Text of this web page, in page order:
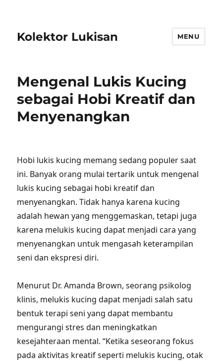
Kolektor Lukisan MENU
Mengenal Lukis Kucing
sebagai Hobi Kreatif dan
Menyenangkan
Hobi lukis kucing memang sedang populer saat
ini. Banyak orang mulai tertarik untuk mengenal
lukis kucing sebagai hobi kreatif dan
menyenangkan. Tidak hanya karena kucing
adalah hewan yang menggemaskan, tetapi juga
karena melukis kucing dapat menjadi cara yang
menyenangkan untuk mengasah keterampilan
seni dan ekspresi diri.
Menurut Dr. Amanda Brown, seorang psikolog
klinis, melukis kucing dapat menjadi salah satu
bentuk terapi seni yang dapat membantu
mengurangi stres dan meningkatkan
kesejahteraan mental. “Ketika seseorang fokus
pada aktivitas kreatif seperti melukis kucing, otak